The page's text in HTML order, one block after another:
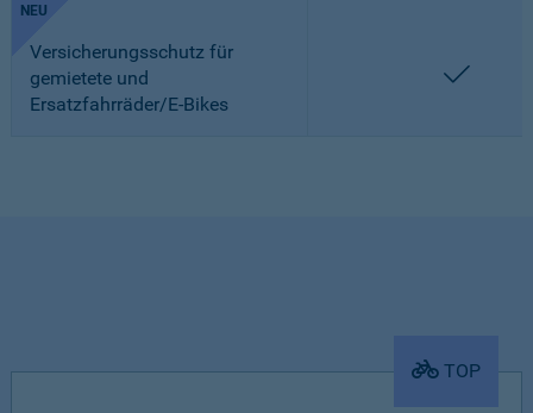
NEU
Versicherungsschutz für
gemietete und
Ersatzfahrräder/E-Bikes
TOP